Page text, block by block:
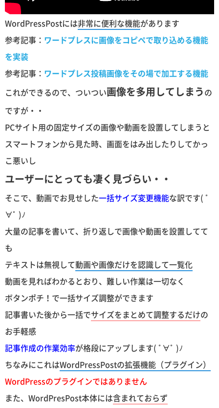
WordPressPostには非常に便利な機能があります
参考記事： ワードプレスに画像をコピペで取り込める機能
を実装
参考記事： ワードプレス投稿画像をその場で加工する機能
これができるので、ついつい画像を多用してしまうの
ですが・・
PCサイト用の固定サイズの画像や動画を設置してしまうと
スマートフォンから見た時、画面をはみ出したりしてかっ
こ悪いし
ユーザーにとっても凄く見づらい・・
そこで、動画でお見せした一括サイズ変更機能な訳です( ﾟ
∀ﾟ )ﾉ
大量の記事を書いて、折り返しで画像や動画を設置してて
も
テキストは無視して動画や画像だけを認識して一覧化
動画を見ればわかるとおり、難しい作業は一切なく
ボタンポチ！で一括サイズ調整ができます
記事書いた後から一括でサイズをまとめて調整するだけの
お手軽感
記事作成の作業効率が格段にアップします( ﾟ∀ﾟ )ﾉ
ちなみにこれはWordPressPostの拡張機能（プラグイン）
WordPressのプラグインではありません
また、WordPresPost本体には含まれておらず